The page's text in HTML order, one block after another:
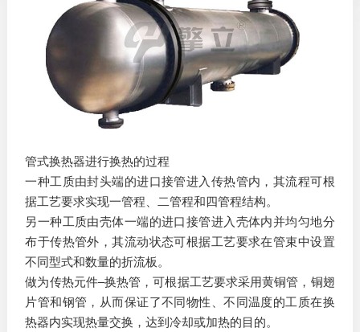
管式换热器进行换热的过程
一种工质由封头端的进口接管进入传热管内，其流程可根
据工艺要求实现一管程、二管程和四管程结构。
另一种工质由壳体一端的进口接管进入壳体内并均匀地分
布于传热管外，其流动状态可根据工艺要求在管束中设置
不同型式和数量的折流板。
做为传热元件–换热管，可根据工艺要求采用黄铜管，铜翅
片管和钢管，从而保证了不同物性、不同温度的工质在换
热器内实现热量交换，达到冷却或加热的目的。